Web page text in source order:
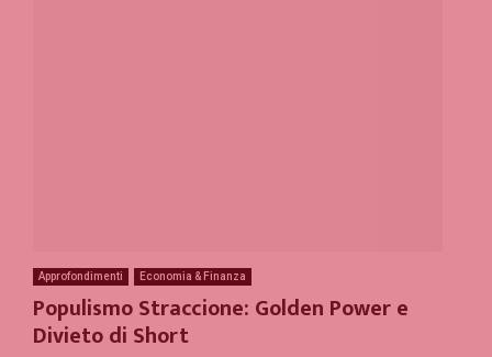
Approfondimenti Economia & Finanza
Populismo Straccione: Golden Power e
Divieto di Short